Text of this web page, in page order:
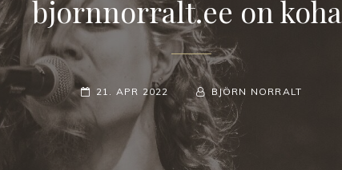
bjornnorralt.ee on
POSTED-
21. APR 2022
BY
LINE
BYLINE
BJÖRN NORRALT